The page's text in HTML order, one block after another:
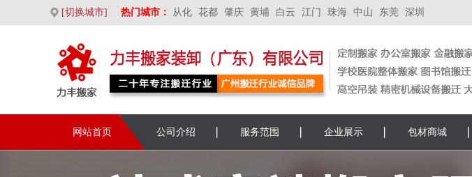
[切换城市] 热门城市： 从化 花都 肇庆 黄埔 白云 江门 珠海 中山 东莞 深圳
网站首页 公司介绍 服务范围 企业展示 包材商城